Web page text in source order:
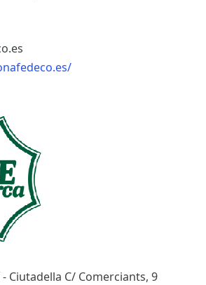
Ciutadella C/ Comerciants, 9